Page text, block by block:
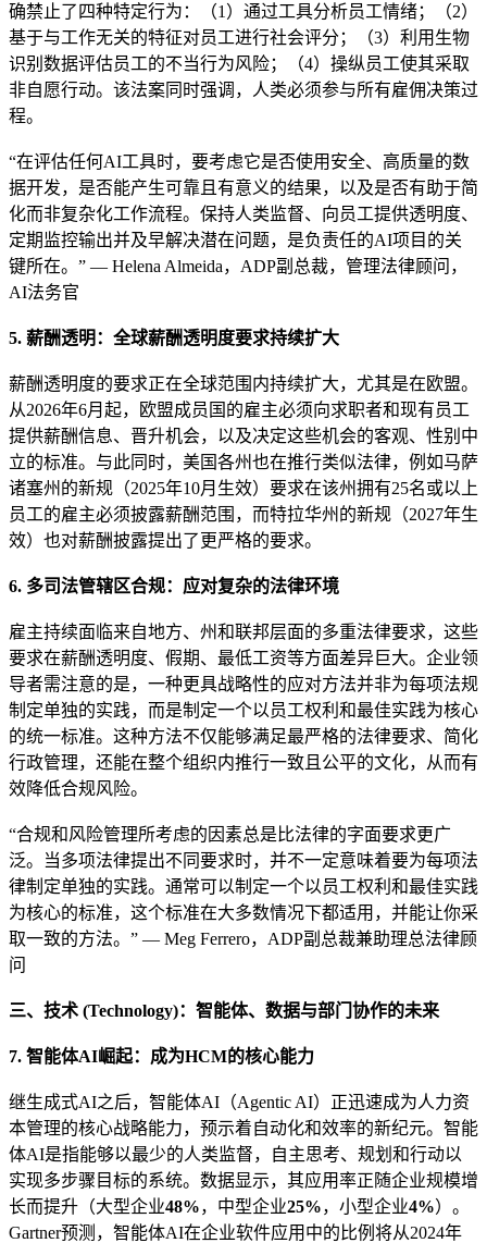
确禁止了四种特定行为：（1）通过工具分析员工情绪；（2）
基于与工作无关的特征对员工进行社会评分；（3）利用生物
识别数据评估员工的不当行为风险；（4）操纵员工使其采取
非自愿行动。该法案同时强调，人类必须参与所有雇佣决策过
程。
“在评估任何AI工具时，要考虑它是否使用安全、高质量的数
据开发，是否能产生可靠且有意义的结果，以及是否有助于简
化而非复杂化工作流程。保持人类监督、向员工提供透明度、
定期监控输出并及早解决潜在问题，是负责任的AI项目的关
键所在。” — Helena Almeida，ADP副总裁，管理法律顾问，
AI法务官
5. 薪酬透明：全球薪酬透明度要求持续扩大
薪酬透明度的要求正在全球范围内持续扩大，尤其是在欧盟。
从2026年6月起，欧盟成员国的雇主必须向求职者和现有员工
提供薪酬信息、晋升机会，以及决定这些机会的客观、性别中
立的标准。与此同时，美国各州也在推行类似法律，例如马萨
诸塞州的新规（2025年10月生效）要求在该州拥有25名或以上
员工的雇主必须披露薪酬范围，而特拉华州的新规（2027年生
效）也对薪酬披露提出了更严格的要求。
6. 多司法管辖区合规：应对复杂的法律环境
雇主持续面临来自地方、州和联邦层面的多重法律要求，这些
要求在薪酬透明度、假期、最低工资等方面差异巨大。企业领
导者需注意的是，一种更具战略性的应对方法并非为每项法规
制定单独的实践，而是制定一个以员工权利和最佳实践为核心
的统一标准。这种方法不仅能够满足最严格的法律要求、简化
行政管理，还能在整个组织内推行一致且公平的文化，从而有
效降低合规风险。
“合规和风险管理所考虑的因素总是比法律的字面要求更广
泛。当多项法律提出不同要求时，并不一定意味着要为每项法
律制定单独的实践。通常可以制定一个以员工权利和最佳实践
为核心的标准，这个标准在大多数情况下都适用，并能让你采
取一致的方法。” — Meg Ferrero，ADP副总裁兼助理总法律顾
问
三、技术 (Technology)：智能体、数据与部门协作的未来
7. 智能体AI崛起：成为HCM的核心能力
继生成式AI之后，智能体AI（Agentic AI）正迅速成为人力资
本管理的核心战略能力，预示着自动化和效率的新纪元。智能
体AI是指能够以最少的人类监督，自主思考、规划和行动以
实现多步骤目标的系统。数据显示，其应用率正随企业规模增
长而提升（大型企业48%，中型企业25%，小型企业4%）。
Gartner预测，智能体AI在企业软件应用中的比例将从2024年